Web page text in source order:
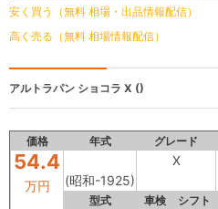
安く買う（無料 相場・出品情報配信）
高く売る（無料 相場情報配信）
アルトラパン ショコラ X ()
価格 年式 グレード
54.4
万円 (昭和-1925)
X
型式 車検 シフト